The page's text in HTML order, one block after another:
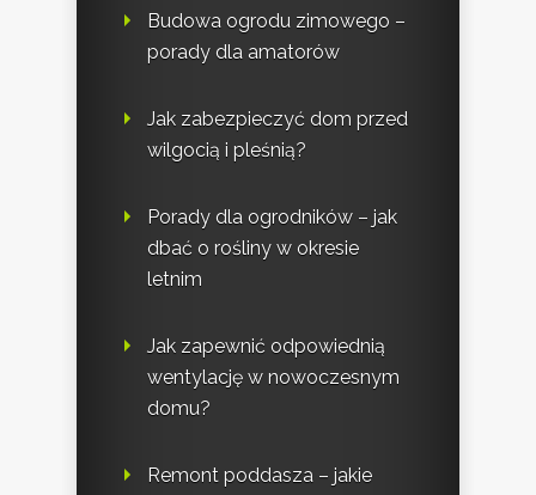
Budowa ogrodu zimowego –
porady dla amatorów
Jak zabezpieczyć dom przed
wilgocią i pleśnią?
Porady dla ogrodników – jak
dbać o rośliny w okresie
letnim
Jak zapewnić odpowiednią
wentylację w nowoczesnym
domu?
Remont poddasza – jakie